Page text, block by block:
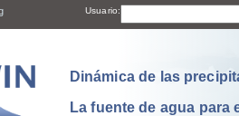
Usuario:
Dinámica de las
La fuente de agua para